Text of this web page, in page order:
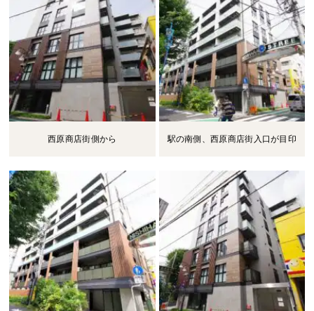
西原商店街側から 駅の南側、西原商店街入口が目印